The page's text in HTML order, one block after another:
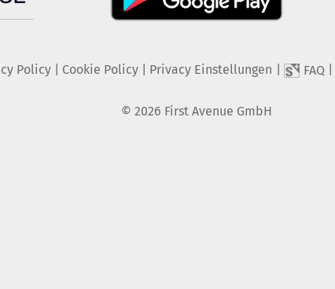
Policy| Cookie Policy| Privacy Einstellungen FAQ
© 2026 First Avenue GmbH